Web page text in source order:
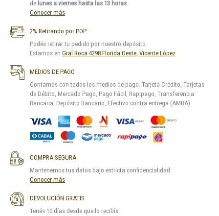
de lunes a viernes hasta las 13 horas
Conocer más
2% Retirando por POP
Podés retirar tu pedido por nuestro depósito.
Estamos en Gral Roca 4298 Florida Oeste, Vicente López
MEDIOS DE PAGO
Contamos con todos los medios de pago. Tarjeta Crédito, Tarjetas
de Débito, Mercado Pago, Pago Fácil, Rapipago, Transferencia
Bancaria, Depósito Bancario, Efectivo contra entrega (AMBA)
COMPRA SEGURA
Mantenemos tus datos bajo estricta confidencialidad.
Conocer más
DEVOLUCIÓN GRATIS
Tenés 10 días desde que lo recibís.